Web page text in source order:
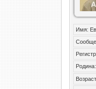
Имя:
Родина: